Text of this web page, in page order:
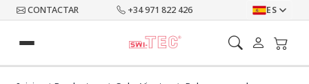
CONTACTAR +34 971 822 426 ES